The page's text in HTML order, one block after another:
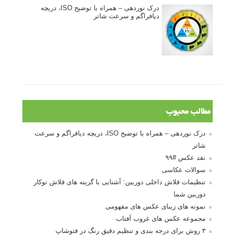
درک نوردهی – همراه با توضیح ISO، دریچه
دیافراگم و سرعت شاتر
مطالب محبوب
درک نوردهی – همراه با توضیح ISO، دریچه دیافراگم و سرعت
شاتر
نقد عکس #۹۹
سوالات عکاسی
تنظیمات فلاش داخلی دوربین: آشنایی با گزینه های فلاش توکار
دوربین شما
نمونه های زیبای عکس های مفهومی
مجموعه عکس های غروب آفتاب
۳ روش برای درجه بندی و تنظیم دقیق رنگ در فتوشاپ